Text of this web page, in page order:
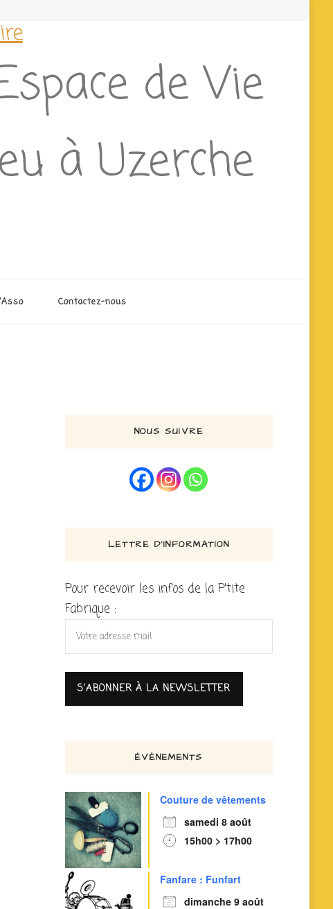
de Vie
à Uzerche
Contactez-nous
NOUS SUIVRE
LETTRE D’INFORMATION
Pour recevoir les infos de la P'tite
Fabrique :
ÉVÈNEMENTS
Couture de vêtements
samedi 8 août
15h00 > 17h00
Fanfare : Funfart
dimanche 9 août